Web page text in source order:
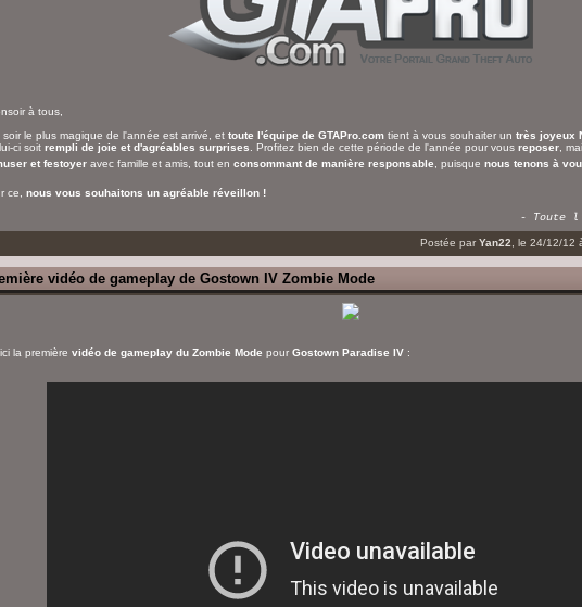
à tous,
soir le plus magique de l'année est arrivé, et toute l'équipe de GTAPro.comtient à vous souhaiter un très joyeux
ci soit rempli de joie et d'agréables surprises . Profitez bien de cette période de l'année pour vous reposer,
et festoyeravec famille et amis, tout en consommant de manière responsable , puisque nous tenons à
ce, nous vous souhaitons un agréable réveillon !
- Toute
Postée par Yan22 , le 24/12/12
vidéo de gameplay de Gostown IV Zombie Mode
la première vidéo de gameplay du Zombie Mode pour Gostown Paradise IV: